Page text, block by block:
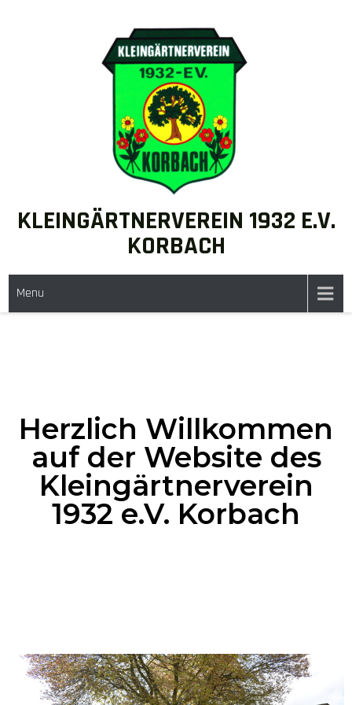
KLEINGÄRTNERVEREIN 1932 E.V.
KORBACH
Menu
Herzlich Willkommen
auf der Website des
Kleingärtnerverein
1932 e.V. Korbach